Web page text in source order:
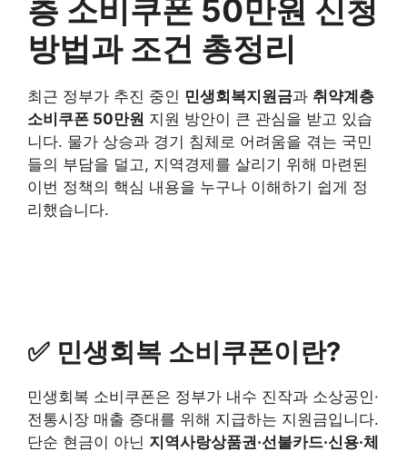
층 소비쿠폰 50만원 신청
방법과 조건 총정리
최근 정부가 추진 중인 민생회복지원금과 취약계층
소비쿠폰 50만원 지원 방안이 큰 관심을 받고 있습
니다. 물가 상승과 경기 침체로 어려움을 겪는 국민
들의 부담을 덜고, 지역경제를 살리기 위해 마련된
이번 정책의 핵심 내용을 누구나 이해하기 쉽게 정
리했습니다.
✅ 민생회복 소비쿠폰이란?
민생회복 소비쿠폰은 정부가 내수 진작과 소상공인·
전통시장 매출 증대를 위해 지급하는 지원금입니다.
단순 현금이 아닌 지역사랑상품권·선불카드·신용·체